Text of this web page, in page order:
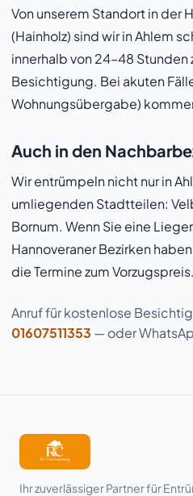
Von unserem Standort in der
(Hainholz) sind wir in Ahlem
innerhalb von 24–48 Stunden
Besichtigung. Bei akuten
Wohnungsübergabe)
Auch in den
Wir entrümpeln nicht nur in
umliegenden Stadtteilen:
Bornum. Wenn Sie eine
Hannoveraner Bezirken
die Termine zum Vorzugspreis.
Anruf für kostenlose
01607511353 — oder
Ihr zuverlässiger Partner für